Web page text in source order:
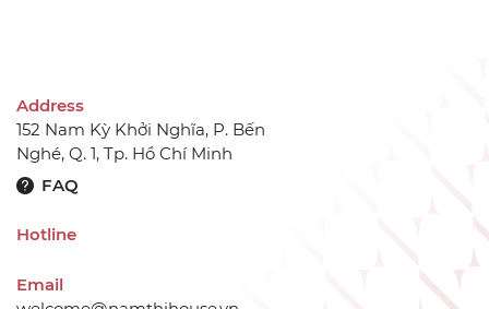
Address
152 Nam Kỳ Khởi Nghĩa, P. Bến
Nghé, Q. 1, Tp. Hồ Chí Minh
FAQ
Hotline
Email